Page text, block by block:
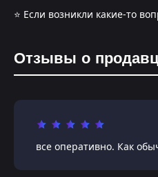
⭐️ Если возникли какие-то
Отзывы о
все оперативно. Как